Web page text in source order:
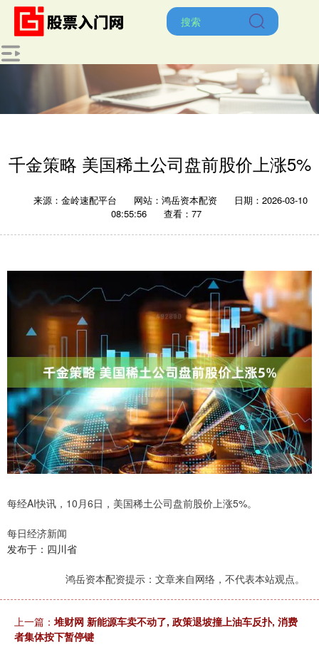
千金策略 美国稀土公司盘前股价上涨5%
来源：金岭速配平台 网站：鸿岳资本配资
日期：2026-03-10
08:55:56
查看：77
每经AI快讯，10月6日，美国稀土公司盘前股价上涨5%。
每日经济新闻
发布于：四川省
鸿岳资本配资提示：文章来自网络，不代表本站观点。
上一篇：堆财网 新能源车卖不动了, 政策退坡撞上油车反扑, 消费
者集体按下暂停键